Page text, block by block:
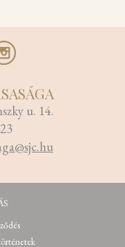
u. 14.